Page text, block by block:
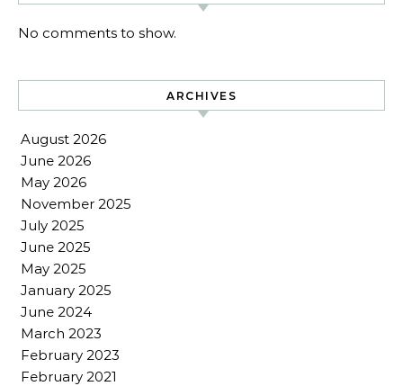
No comments to show.
ARCHIVES
August 2026
June 2026
May 2026
November 2025
July 2025
June 2025
May 2025
January 2025
June 2024
March 2023
February 2023
February 2021